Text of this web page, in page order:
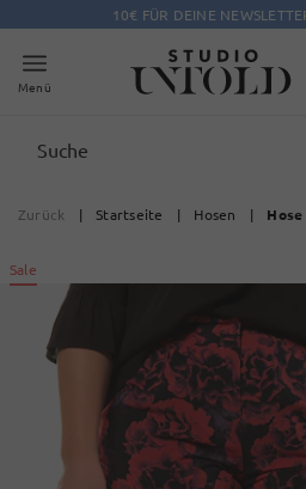
10€ FÜR DEINE
Menü
Zurück | Startseite | Hosen | Hose
Sale